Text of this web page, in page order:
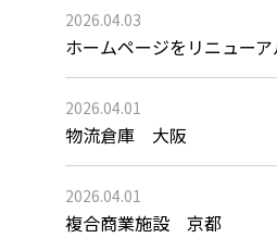
2026.04.03
ホームページをリニューア
2026.04.01
物流倉庫 大阪
2026.04.01
複合商業施設 京都